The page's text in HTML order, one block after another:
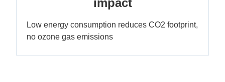
impact
Low energy consumption reduces CO2 footprint,
no ozone gas emissions